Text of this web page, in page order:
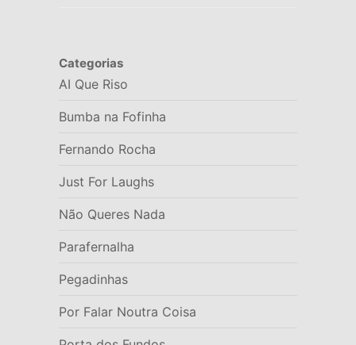
Categorias
AI Que Riso
Bumba na Fofinha
Fernando Rocha
Just For Laughs
Não Queres Nada
Parafernalha
Pegadinhas
Por Falar Noutra Coisa